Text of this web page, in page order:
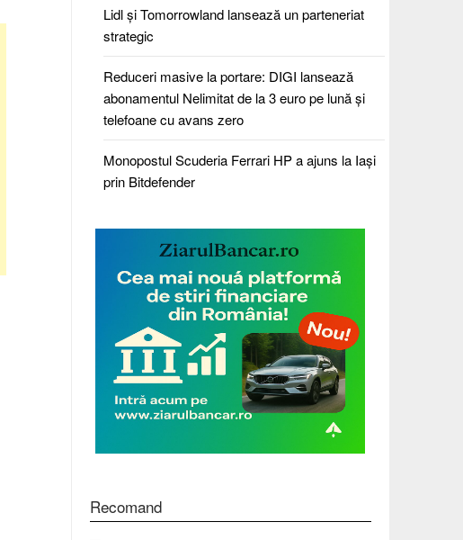
Lidl și Tomorrowland lansează un parteneriat
strategic
Reduceri masive la portare: DIGI lansează
abonamentul Nelimitat de la 3 euro pe lună și
telefoane cu avans zero
Monopostul Scuderia Ferrari HP a ajuns la Iași
prin Bitdefender
Recomand